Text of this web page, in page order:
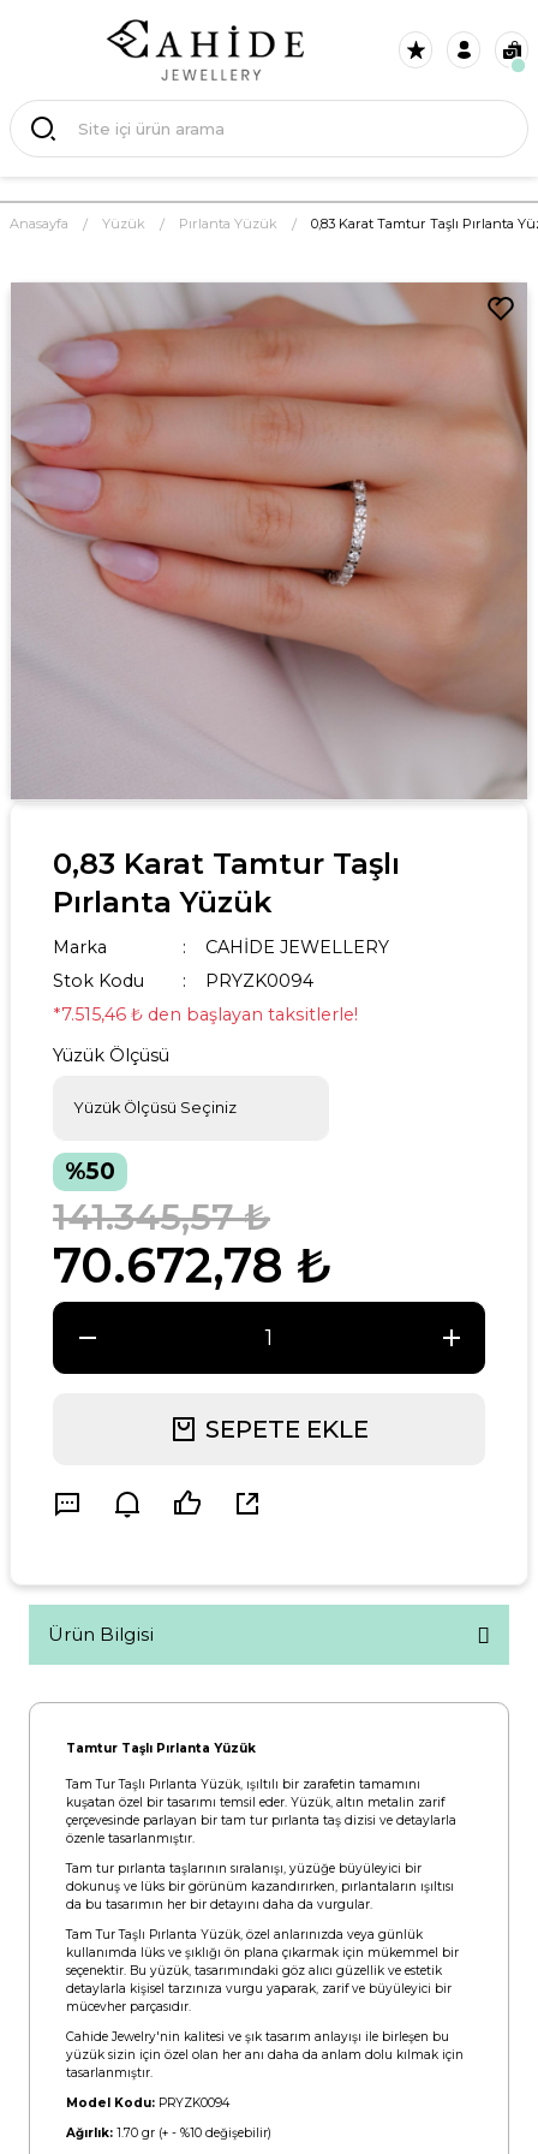
Anasayfa Yüzük Pırlanta Yüzük 0,83 Karat Tamtur Taşlı Pırlanta
0,83 Karat Tamtur Taşlı
Pırlanta Yüzük
Marka
CAHİDE JEWELLERY
Stok Kodu
PRYZK0094
*7.515,46 ₺ den başlayan taksitlerle!
Yüzük Ölçüsü
%50
70.672,78 ₺
141.345,57 ₺
SEPETE EKLE
Ürün Bilgisi
Tamtur Taşlı Pırlanta Yüzük
Tam Tur Taşlı Pırlanta Yüzük, ışıltılı bir zarafetin tamamını
kuşatan özel bir tasarımı temsil eder. Yüzük, altın metalin zarif
çerçevesinde parlayan bir tam tur pırlanta taş dizisi ve detaylarla
özenle tasarlanmıştır.
Tam tur pırlanta taşlarının sıralanışı, yüzüğe büyüleyici bir
dokunuş ve lüks bir görünüm kazandırırken, pırlantaların ışıltısı
da bu tasarımın her bir detayını daha da vurgular.
Tam Tur Taşlı Pırlanta Yüzük, özel anlarınızda veya günlük
kullanımda lüks ve şıklığı ön plana çıkarmak için mükemmel bir
seçenektir. Bu yüzük, tasarımındaki göz alıcı güzellik ve estetik
detaylarla kişisel tarzınıza vurgu yaparak, zarif ve büyüleyici bir
mücevher parçasıdır.
Cahide Jewelry'nin kalitesi ve şık tasarım anlayışı ile birleşen bu
yüzük sizin için özel olan her anı daha da anlam dolu kılmak için
tasarlanmıştır.
Model Kodu: PRYZK0094
Ağırlık: 1.70 gr (+ - %10 değişebilir)